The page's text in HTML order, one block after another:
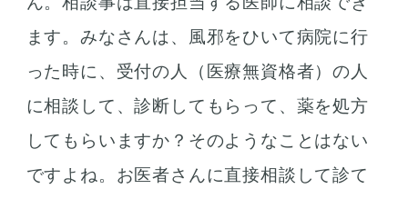
ます。みなさんは、風邪をひいて病院に行
った時に、受付の人（医療無資格者）の人
に相談して、診断してもらって、薬を処方
してもらいますか？そのようなことはない
ですよね。お医者さんに直接相談して診て